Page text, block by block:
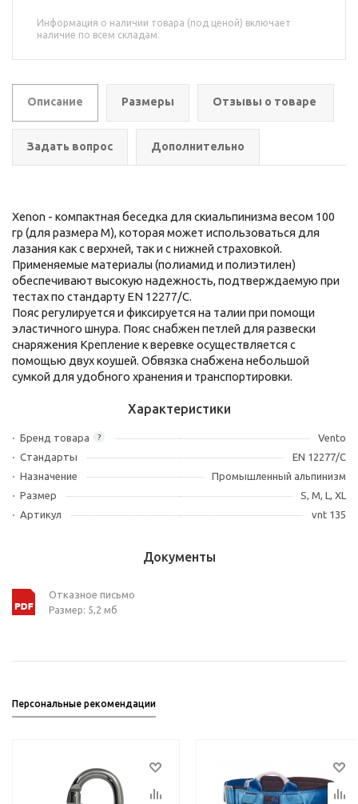
Информация о наличии товара (под ценой) включает
наличие по всем складам.
Описание Размеры Отзывы о товаре
Задать вопрос Дополнительно
Xenon - компактная беседка для скиальпинизма весом 100
гр (для размера M), которая может использоваться для
лазания как с верхней, так и с нижней страховкой.
Применяемые материалы (полиамид и полиэтилен)
обеспечивают высокую надежность, подтверждаемую при
тестах по стандарту EN 12277/С.
Пояс регулируется и фиксируется на талии при помощи
эластичного шнура. Пояс снабжен петлей для развески
снаряжения Крепление к веревке осуществляется с
помощью двух коушей. Обвязка снабжена небольшой
сумкой для удобного хранения и транспортировки.
Характеристики
?
Бренд товара
Vento
Стандарты
EN 12277/С
Назначение
Промышленный альпинизм
Размер
S, M, L, XL
Артикул
vnt 135
Документы
Отказное письмо
Размер: 5,2 мб
Персональные рекомендации